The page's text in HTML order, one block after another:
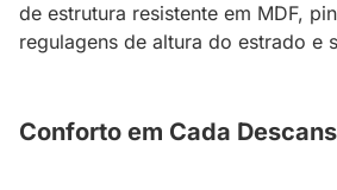
de estrutura resistente em MDF,
regulagens de altura do estrado e
Conforto em Cada